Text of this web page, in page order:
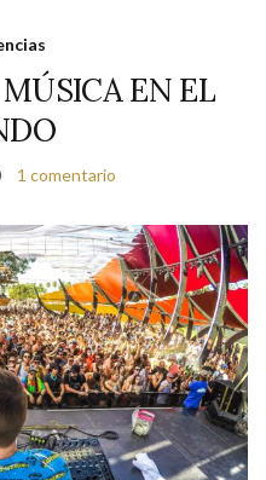
EN EL
1 comentario